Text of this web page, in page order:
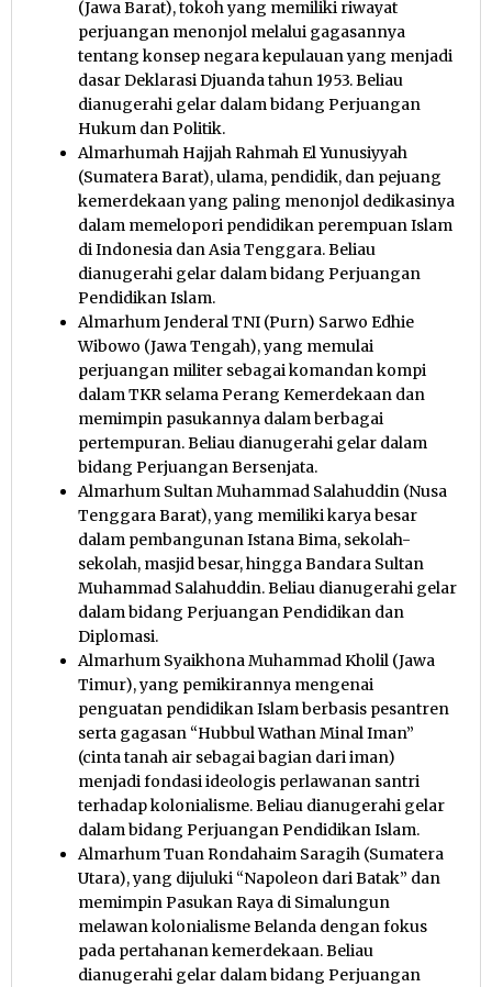
(Jawa Barat), tokoh yang memiliki riwayat
perjuangan menonjol melalui gagasannya
tentang konsep negara kepulauan yang menjadi
dasar Deklarasi Djuanda tahun 1953. Beliau
dianugerahi gelar dalam bidang Perjuangan
Hukum dan Politik.
Almarhumah Hajjah Rahmah El Yunusiyyah
(Sumatera Barat), ulama, pendidik, dan pejuang
kemerdekaan yang paling menonjol dedikasinya
dalam memelopori pendidikan perempuan Islam
di Indonesia dan Asia Tenggara. Beliau
dianugerahi gelar dalam bidang Perjuangan
Pendidikan Islam.
Almarhum Jenderal TNI (Purn) Sarwo Edhie
Wibowo (Jawa Tengah), yang memulai
perjuangan militer sebagai komandan kompi
dalam TKR selama Perang Kemerdekaan dan
memimpin pasukannya dalam berbagai
pertempuran. Beliau dianugerahi gelar dalam
bidang Perjuangan Bersenjata.
Almarhum Sultan Muhammad Salahuddin (Nusa
Tenggara Barat), yang memiliki karya besar
dalam pembangunan Istana Bima, sekolah-
sekolah, masjid besar, hingga Bandara Sultan
Muhammad Salahuddin. Beliau dianugerahi gelar
dalam bidang Perjuangan Pendidikan dan
Diplomasi.
Almarhum Syaikhona Muhammad Kholil (Jawa
Timur), yang pemikirannya mengenai
penguatan pendidikan Islam berbasis pesantren
serta gagasan “Hubbul Wathan Minal Iman”
(cinta tanah air sebagai bagian dari iman)
menjadi fondasi ideologis perlawanan santri
terhadap kolonialisme. Beliau dianugerahi gelar
dalam bidang Perjuangan Pendidikan Islam.
Almarhum Tuan Rondahaim Saragih (Sumatera
Utara), yang dijuluki “Napoleon dari Batak” dan
memimpin Pasukan Raya di Simalungun
melawan kolonialisme Belanda dengan fokus
pada pertahanan kemerdekaan. Beliau
dianugerahi gelar dalam bidang Perjuangan